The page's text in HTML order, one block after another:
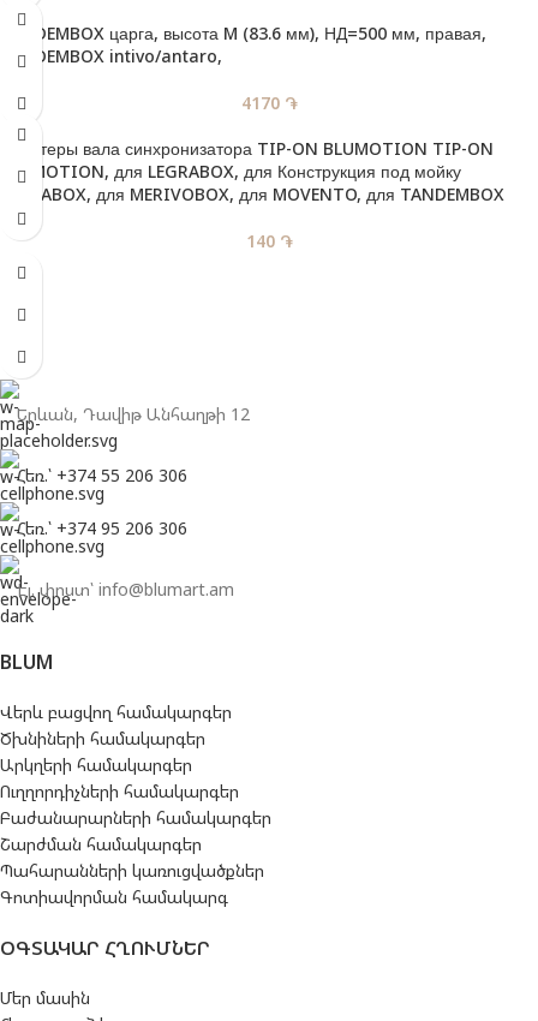
TANDEMBOX царга, высота M (83.6 мм), НД=500 мм, правая,
TANDEMBOX intivo/antaro,
4170 ֏
Адаптеры вала синхронизатора TIP-ON BLUMOTION TIP-ON
BLUMOTION, для LEGRABOX, для Конструкция под мойку
LEGRABOX, для MERIVOBOX, для MOVENTO, для TANDEMBOX
140 ֏
Երևան, Դավիթ Անհաղթի 12
Հեռ.՝ +374 55 206 306
Հեռ.՝ +374 95 206 306
Էլ. փոստ՝ info@blumart.am
BLUM
Վերև բացվող համակարգեր
Ծխնիների համակարգեր
Արկղերի համակարգեր
Ուղղորդիչների համակարգեր
Բաժանարարների համակարգեր
Շարժման համակարգեր
Պահարանների կառուցվածքներ
Գոտիավորման համակարգ
ՕԳՏԱԿԱՐ ՀՂՈՒՄՆԵՐ
Մեր մասին